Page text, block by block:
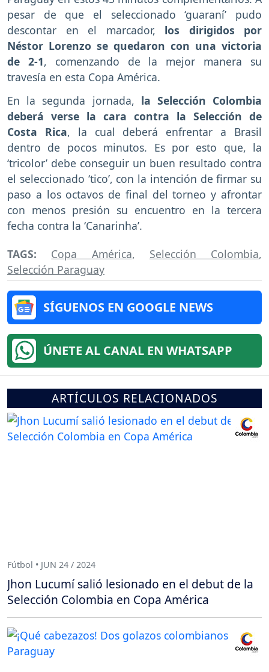
pesar de que el seleccionado ‘guaraní’ pudo
descontar en el marcador, los dirigidos por
Néstor Lorenzo se quedaron con una victoria
de 2-1, comenzando de la mejor manera su
travesía en esta Copa América.
En la segunda jornada, la Selección Colombia
deberá verse la cara contra la Selección de
Costa Rica, la cual deberá enfrentar a Brasil
dentro de pocos minutos. Es por esto que, la
‘tricolor’ debe conseguir un buen resultado contra
el seleccionado ‘tico’, con la intención de firmar su
paso a los octavos de final del torneo y afrontar
con menos presión su encuentro en la tercera
fecha contra la ‘Canarinha’.
TAGS: Copa América, Selección Colombia,
Selección Paraguay
SÍGUENOS EN GOOGLE NEWS
ÚNETE AL CANAL EN WHATSAPP
ARTÍCULOS RELACIONADOS
Fútbol • JUN 24 / 2024
Jhon Lucumí salió lesionado en el debut de la
Selección Colombia en Copa América